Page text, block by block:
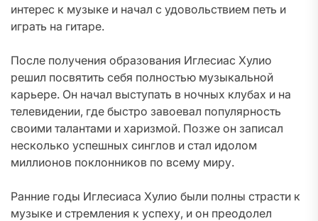
интерес к музыке и начал с удовольствием петь и
играть на гитаре.
После получения образования Иглесиас Хулио
решил посвятить себя полностью музыкальной
карьере. Он начал выступать в ночных клубах и на
телевидении, где быстро завоевал популярность
своими талантами и харизмой. Позже он записал
несколько успешных синглов и стал идолом
миллионов поклонников по всему миру.
Ранние годы Иглесиаса Хулио были полны страсти к
музыке и стремления к успеху, и он преодолел